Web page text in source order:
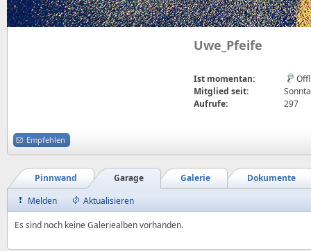
Uwe_Pfeife
Ist momentan:
Mitglied seit:
Aufrufe:
297
Empfehlen
Dokumente
Galerie
Garage
Pinnwand
Melden
Aktualisieren
Es sind noch keine Galeriealben vorhanden.